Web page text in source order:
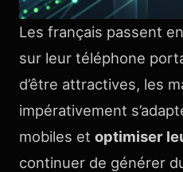
Les français passent
sur leur téléphone
d’être attractives, les
impérativement
mobiles et optimiser
continuer de générer